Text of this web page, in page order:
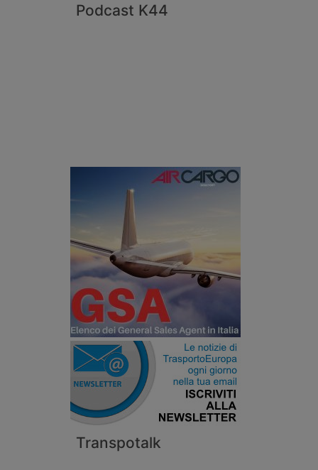
Podcast K44
Transpotalk